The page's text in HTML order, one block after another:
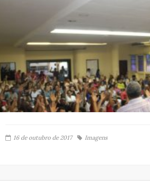
16 de outubro de 2017 Imagens